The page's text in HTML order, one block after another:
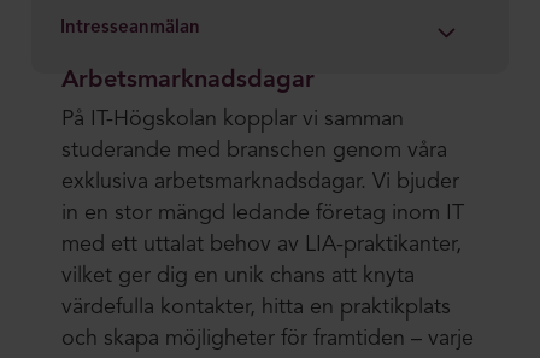
Intresseanmälan
Arbetsmarknadsdagar
På IT-Högskolan kopplar vi samman
studerande med branschen genom våra
exklusiva arbetsmarknadsdagar. Vi bjuder
in en stor mängd ledande företag inom IT
med ett uttalat behov av LIA-praktikanter,
vilket ger dig en unik chans att knyta
värdefulla kontakter, hitta en praktikplats
och skapa möjligheter för framtiden – varje